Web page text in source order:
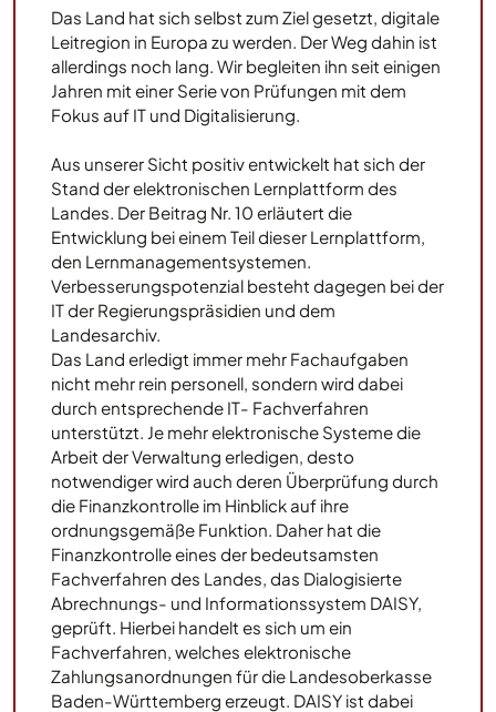
Das Land hat sich selbst zum Ziel gesetzt, digitale
Leitregion in Europa zu werden. Der Weg dahin ist
allerdings noch lang. Wir begleiten ihn seit einigen
Jahren mit einer Serie von Prüfungen mit dem
Fokus auf IT und Digitalisierung.
Aus unserer Sicht positiv entwickelt hat sich der
Stand der elektronischen Lernplattform des
Landes. Der Beitrag Nr. 10 erläutert die
Entwicklung bei einem Teil dieser Lernplattform,
den Lernmanagementsystemen.
Verbesserungspotenzial besteht dagegen bei der
IT der Regierungspräsidien und dem
Landesarchiv.
Das Land erledigt immer mehr Fachaufgaben
nicht mehr rein personell, sondern wird dabei
durch entsprechende IT- Fachverfahren
unterstützt. Je mehr elektronische Systeme die
Arbeit der Verwaltung erledigen, desto
notwendiger wird auch deren Überprüfung durch
die Finanzkontrolle im Hinblick auf ihre
ordnungsgemäße Funktion. Daher hat die
Finanzkontrolle eines der bedeutsamsten
Fachverfahren des Landes, das Dialogisierte
Abrechnungs- und Informationssystem DAISY,
geprüft. Hierbei handelt es sich um ein
Fachverfahren, welches elektronische
Zahlungsanordnungen für die Landesoberkasse
Baden-Württemberg erzeugt. DAISY ist dabei